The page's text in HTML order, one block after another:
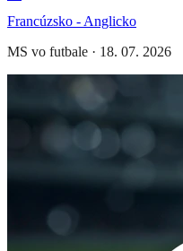
Francúzsko - Anglicko
MS vo futbale · 18. 07. 2026